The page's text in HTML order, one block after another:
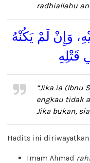
radhiallahu
وَإِنْ لَمْ يَكُنْهُ
قَتْلِهِ
“Jika ia (Ibnu
engkau tidak
Jika bukan,
Hadits ini diriwayatkan
Imam Ahmad